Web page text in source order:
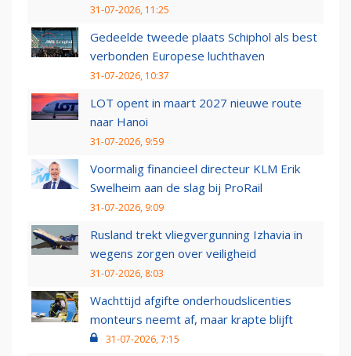
31-07-2026, 11:25
Gedeelde tweede plaats Schiphol als best
verbonden Europese luchthaven
31-07-2026, 10:37
LOT opent in maart 2027 nieuwe route
naar Hanoi
31-07-2026, 9:59
Voormalig financieel directeur KLM Erik
Swelheim aan de slag bij ProRail
31-07-2026, 9:09
Rusland trekt vliegvergunning Izhavia in
wegens zorgen over veiligheid
31-07-2026, 8:03
Wachttijd afgifte onderhoudslicenties
monteurs neemt af, maar krapte blijft
31-07-2026, 7:15